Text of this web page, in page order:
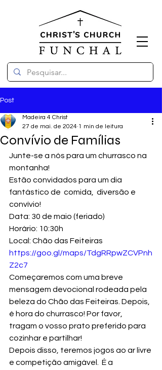
Post
Convívio de Famílias
Madeira 4 Christ
27 de mai. de 2024 1 min de leitura
Junte-se a nós para um churrasco na
montanha!
Estão convidados para um dia
fantástico de  comida,  diversão e
convívio!
Data: 30 de maio (feriado)
Horário: 10:30h
Local: Chão das Feiteiras
https://goo.gl/maps/TdgRRpwZCVPnh
Z2c7
Começaremos com uma breve
mensagem devocional rodeada pela
beleza do Chão das Feiteiras. Depois,
é hora do churrasco! Por favor,
tragam o vosso prato preferido para
cozinhar e partilhar!
Depois disso, teremos jogos ao ar livre
e competição amigável.  É a